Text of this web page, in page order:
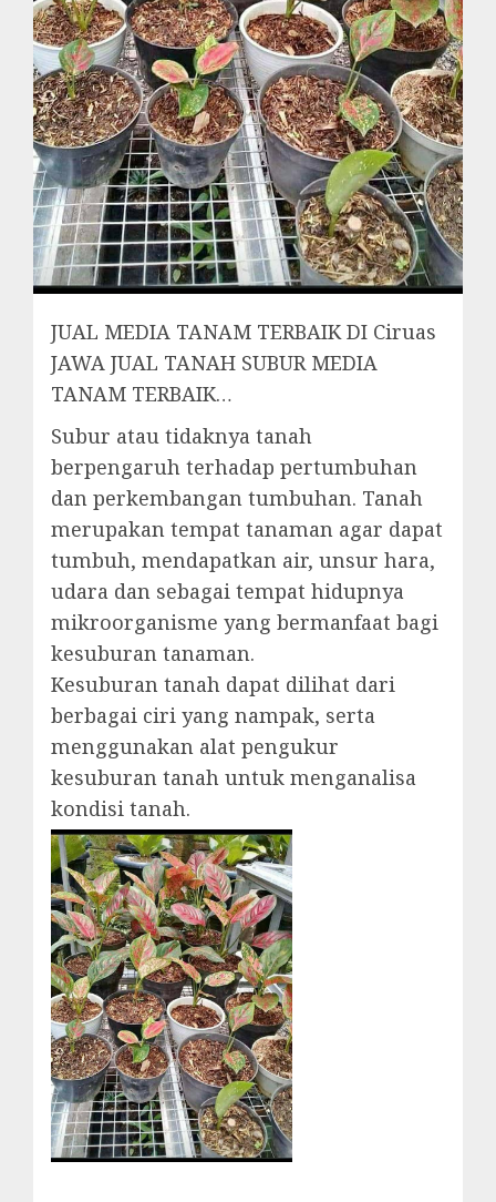
JUAL MEDIA TANAM TERBAIK DI Ciruas
JAWA JUAL TANAH SUBUR MEDIA
TANAM TERBAIK…
Subur atau tidaknya tanah
berpengaruh terhadap pertumbuhan
dan perkembangan tumbuhan. Tanah
merupakan tempat tanaman agar dapat
tumbuh, mendapatkan air, unsur hara,
udara dan sebagai tempat hidupnya
mikroorganisme yang bermanfaat bagi
kesuburan tanaman.
Kesuburan tanah dapat dilihat dari
berbagai ciri yang nampak, serta
menggunakan alat pengukur
kesuburan tanah untuk menganalisa
kondisi tanah.